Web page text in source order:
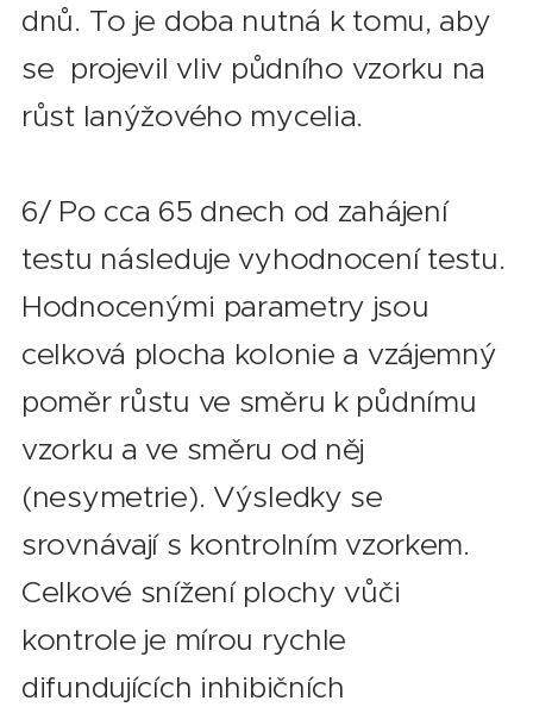
dnů. To je doba nutná k tomu, aby
se projevil vliv půdního vzorku na
růst lanýžového mycelia.
6/ Po cca 65 dnech od zahájení
testu následuje vyhodnocení testu.
Hodnocenými parametry jsou
celková plocha kolonie a vzájemný
poměr růstu ve směru k půdnímu
vzorku a ve směru od něj
(nesymetrie). Výsledky se
srovnávají s kontrolním vzorkem.
Celkové snížení plochy vůči
kontrole je mírou rychle
difundujících inhibičních